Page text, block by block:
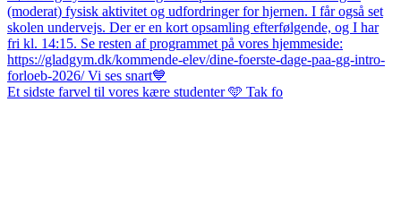
Et sidste farvel til vores kære studenter 🩵 Tak fo